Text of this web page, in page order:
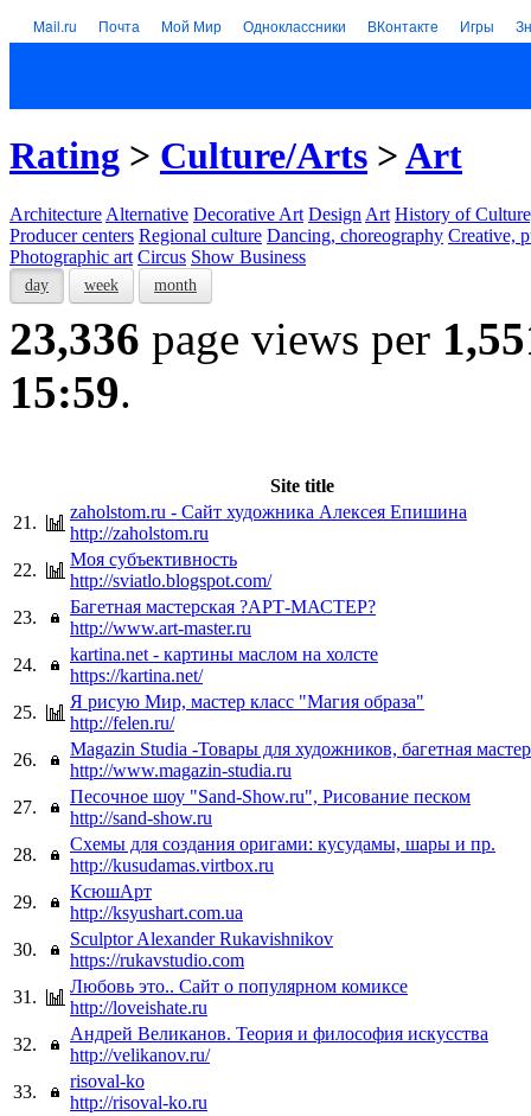
Mail.ru Почта Мой Мир Одноклассники ВКонтакте Игры
Rating > Culture/Arts >Art
Architecture Alternative Decorative Art Design Art History of
Producer centers Regional culture Dancing, choreography Creative,
Photographic art Circus Show Business
day week month
23,336 page views per
15:59.
Site title
21.
zaholstom.ru - Сайт художника Алексея Епишина
http://zaholstom.ru
22.
Моя субъективность
http://sviatlo.blogspot.com/
23.
Багетная мастерская ?АРТ-МАСТЕР?
http://www.art-master.ru
24.
kartina.net - картины маслом на холсте
https://kartina.net/
25.
Я рисую Мир, мастер класс "Магия образа"
http://felen.ru/
26.
Magazin Studia -Товары для художников, багетная
http://www.magazin-studia.ru
27.
Песочное шоу "Sand-Show.ru", Рисование песком
http://sand-show.ru
28.
Схемы для создания оригами: кусудамы, шары и пр.
http://kusudamas.virtbox.ru
29.
КсюшАрт
http://ksyushart.com.ua
30.
Sculptor Alexander Rukavishnikov
https://rukavstudio.com
31.
Любовь это.. Сайт о популярном комиксе
http://loveishate.ru
32.
Андрей Великанов. Теория и философия искусства
http://velikanov.ru/
33.
risoval-ko
http://risoval-ko.ru